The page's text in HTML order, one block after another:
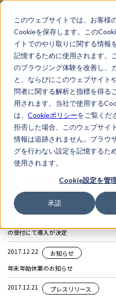
このウェブサイトでは、お客様
Cookieを保存します。この
イトでのやり取りに関する情報
記憶するために使用されます。
のブラウジング体験を改善し、
と、ならびにこのウェブサイト
問者に関する解析と指標を得る
用されます。当社で使用する
は、 Cookieポリシーをご覧くだ
拒否した場合、このウェブサイ
情報は追跡されません。ブラウ
グを行わない設定を記憶するた
使用されます。
Cookie設定を管
承諾
ニュース
ALL プレスリリース
HOME>ニュース>2017
「2017年」の記事一覧
2017.12.25
プレスリリース
FRONTEOの人工知能ロボット「
の受付にて導入が決定
2017.12.22
お知らせ
年末年始休業のお知らせ
2017.12.21
プレスリリース